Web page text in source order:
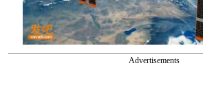
Advertisements